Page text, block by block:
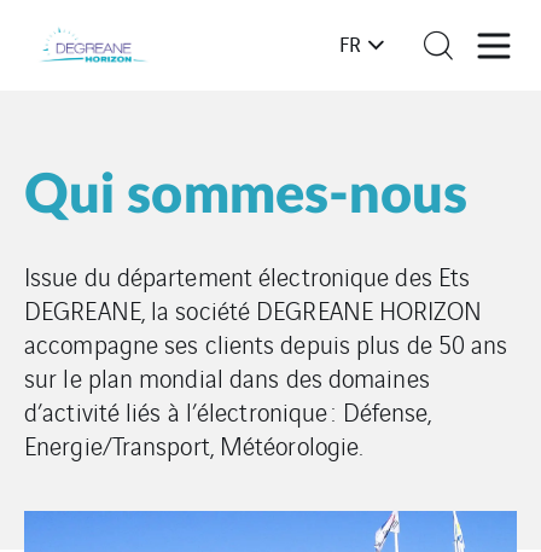
FR
Qui sommes-nous
Issue du département électronique des Ets
DEGREANE, la société DEGREANE HORIZON
accompagne ses clients depuis plus de 50 ans
sur le plan mondial dans des domaines
d’activité liés à l’électronique : Défense,
Energie/Transport, Météorologie.